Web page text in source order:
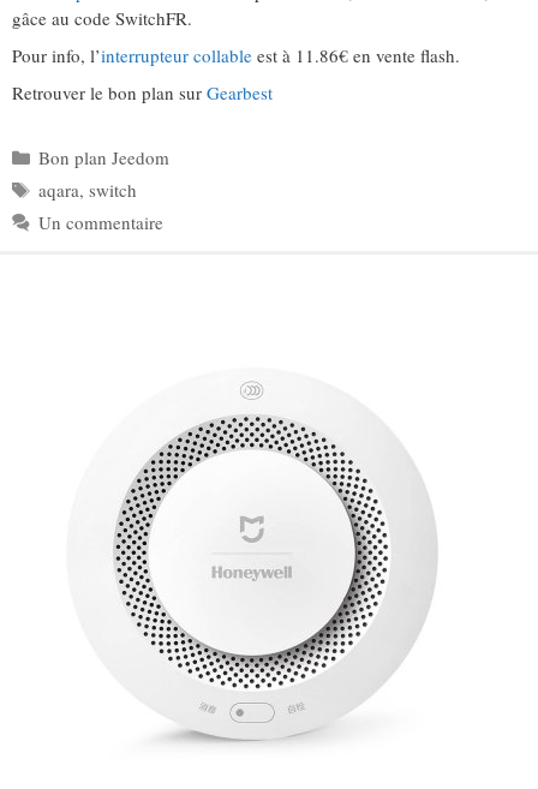
gâce au code SwitchFR.
Pour info, l’interrupteur collable est à 11.86€ en vente flash.
Retrouver le bon plan sur Gearbest
Catégories
Bon plan Jeedom
Étiquettes
aqara, switch
Un commentaire